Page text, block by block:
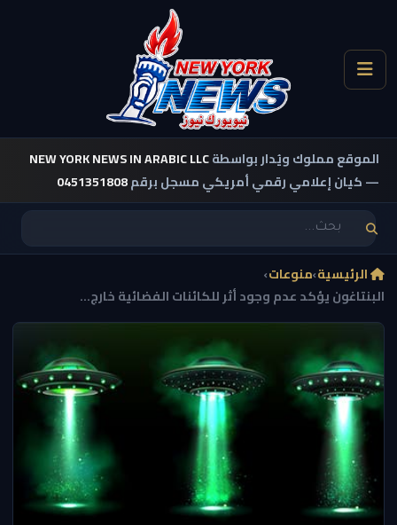
الموقع مملوك ويُدار بواسطةNEW YORK NEWS IN ARABIC LLC
— كيان إعلامي رقمي أمريكي مسجل برقم0451351808
الرئيسية›منوعات›
البنتاغون يؤكد عدم وجود أثر للكائنات الفضائية خارج...